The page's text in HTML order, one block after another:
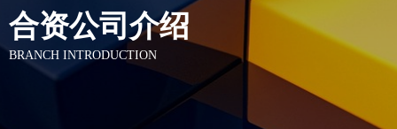
合资公司介绍
BRANCH INTRODUCTION